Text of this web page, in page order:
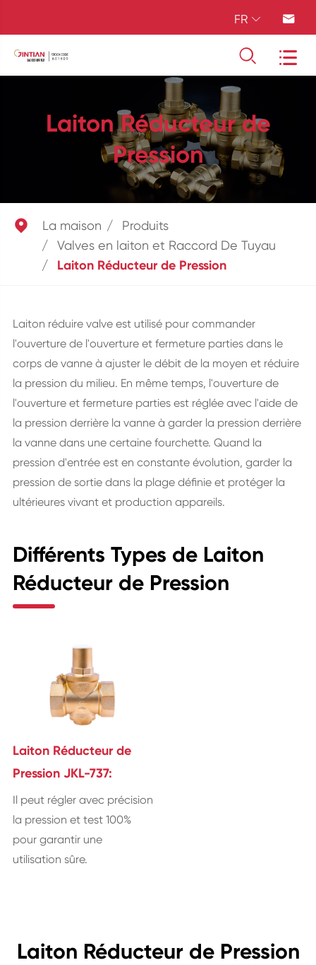
FR  
 
Laiton Réducteur de
Pression
 La maison
Produits
Valves en laiton et Raccord De Tuyau
Laiton Réducteur de Pression
Laiton réduire valve est utilisé pour commander
l'ouverture de l'ouverture et fermeture parties dans le
corps de vanne à ajuster le débit de la moyen et réduire
la pression du milieu. En même temps, l'ouverture de
l'ouverture et fermeture parties est réglée avec l'aide de
la pression derrière la vanne à garder la pression derrière
la vanne dans une certaine fourchette. Quand la
pression d'entrée est en constante évolution, garder la
pression de sortie dans la plage définie et protéger la
ultérieures vivant et production appareils.
Différents Types de Laiton
Réducteur de Pression
Laiton Réducteur de
Pression JKL-737:
Il peut régler avec précision
la pression et test 100%
pour garantir une
utilisation sûre.
Laiton Réducteur de Pression